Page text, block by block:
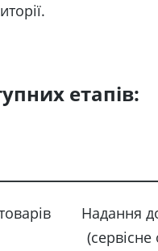
етапів:
Надання